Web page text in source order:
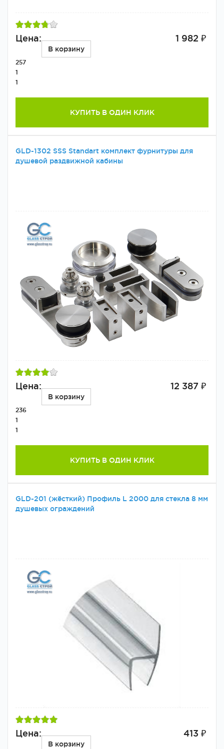
Цена: 1 982 ₽
В корзину
257
1
1
КУПИТЬ В ОДИН КЛИК
GLD-1302 SSS Standart комплект фурнитуры для
душевой раздвижной кабины
Цена: 12 387 ₽
В корзину
236
1
1
КУПИТЬ В ОДИН КЛИК
GLD-201 (жёсткий) Профиль L 2000 для стекла 8 мм
душевых ограждений
Цена: 413 ₽
В корзину